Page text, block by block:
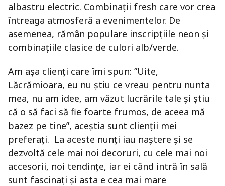
albastru electric. Combinații fresh care vor crea
întreaga atmosferă a evenimentelor. De
asemenea, rămân populare inscripțiile neon și
combinațiile clasice de culori alb/verde.
Am așa clienți care îmi spun: ”Uite,
Lăcrămioara, eu nu știu ce vreau pentru nunta
mea, nu am idee, am văzut lucrările tale și știu
că o să faci să fie foarte frumos, de aceea mă
bazez pe tine”, aceștia sunt clienții mei
preferați. La aceste nunți iau naștere și se
dezvoltă cele mai noi decoruri, cu cele mai noi
accesorii, noi tendințe, iar ei când intră în sală
sunt fascinați și asta e cea mai mare